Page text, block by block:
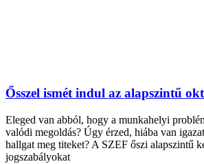
Ősszel ismét indul az alapszintű
Eleged van abból, hogy a munkahelyi
valódi megoldás? Úgy érzed, hiába van
hallgat meg titeket? A SZEF őszi alapszintű
jogszabályokat